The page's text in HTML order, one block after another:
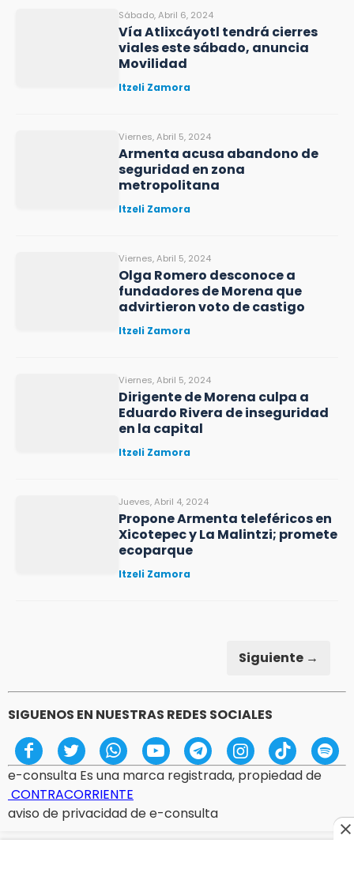
Sábado, Abril 6, 2024
Vía Atlixcáyotl tendrá cierres
viales este sábado, anuncia
Movilidad
Itzeli Zamora
Viernes, Abril 5, 2024
Armenta acusa abandono de
seguridad en zona
metropolitana
Itzeli Zamora
Viernes, Abril 5, 2024
Olga Romero desconoce a
fundadores de Morena que
advirtieron voto de castigo
Itzeli Zamora
Viernes, Abril 5, 2024
Dirigente de Morena culpa a
Eduardo Rivera de inseguridad
en la capital
Itzeli Zamora
Jueves, Abril 4, 2024
Propone Armenta teleféricos en
Xicotepec y La Malintzi; promete
ecoparque
Itzeli Zamora
Siguiente →
SIGUENOS EN NUESTRAS REDES SOCIALES
e-consulta Es una marca registrada, propiedad de
CONTRACORRIENTE
aviso de privacidad de e-consulta